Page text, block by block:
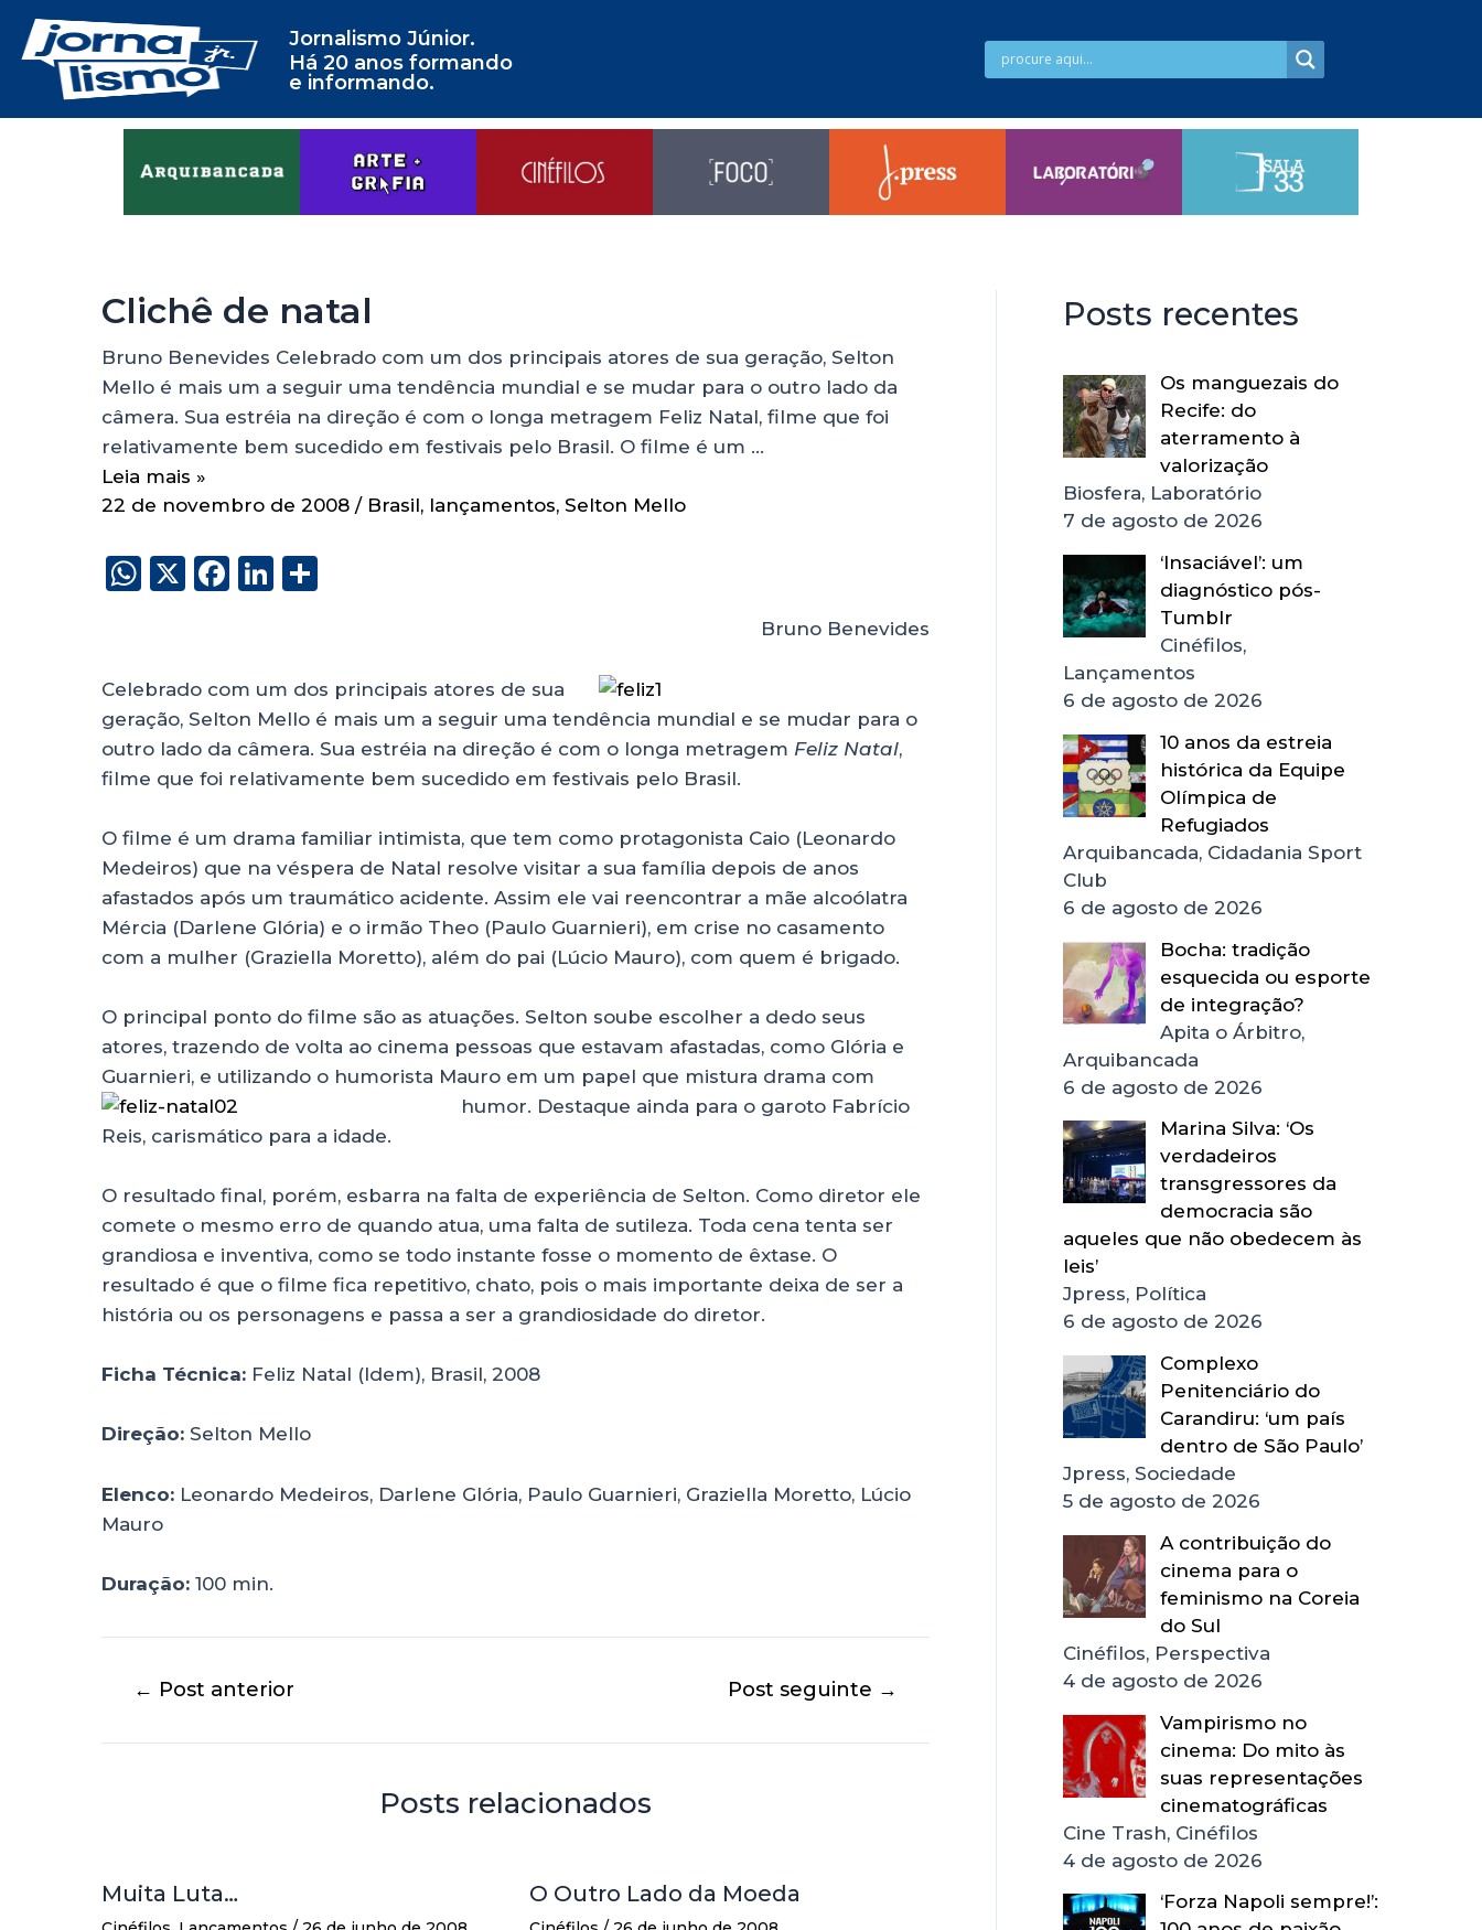
Jornalismo Júnior.
Há 20 anos formando
e informando.
Clichê de natal
Bruno Benevides Celebrado com um dos principais atores de sua geração, Selton
Mello é mais um a seguir uma tendência mundial e se mudar para o outro lado da
câmera. Sua estréia na direção é com o longa metragem Feliz Natal, filme que foi
relativamente bem sucedido em festivais pelo Brasil. O filme é um …
Leia mais »
22 de novembro de 2008 / Brasil, lançamentos, Selton Mello
W
ts
A
p
p
X
F
e
b
o
o
k
Li
e
dI
n
re
Bruno Benevides
Celebrado com um dos principais atores de sua
geração, Selton Mello é mais um a seguir uma tendência mundial e se mudar para o
outro lado da câmera. Sua estréia na direção é com o longa metragem Feliz Natal,
filme que foi relativamente bem sucedido em festivais pelo Brasil.
O filme é um drama familiar intimista, que tem como protagonista Caio (Leonardo
Medeiros) que na véspera de Natal resolve visitar a sua família depois de anos
afastados após um traumático acidente. Assim ele vai reencontrar a mãe alcoólatra
Mércia (Darlene Glória) e o irmão Theo (Paulo Guarnieri), em crise no casamento
com a mulher (Graziella Moretto), além do pai (Lúcio Mauro), com quem é brigado.
O principal ponto do filme são as atuações. Selton soube escolher a dedo seus
atores, trazendo de volta ao cinema pessoas que estavam afastadas, como Glória e
Guarnieri, e utilizando o humorista Mauro em um papel que mistura drama com
humor. Destaque ainda para o garoto Fabrício
Reis, carismático para a idade.
O resultado final, porém, esbarra na falta de experiência de Selton. Como diretor ele
comete o mesmo erro de quando atua, uma falta de sutileza. Toda cena tenta ser
grandiosa e inventiva, como se todo instante fosse o momento de êxtase. O
resultado é que o filme fica repetitivo, chato, pois o mais importante deixa de ser a
história ou os personagens e passa a ser a grandiosidade do diretor.
Ficha Técnica: Feliz Natal (Idem), Brasil, 2008
Direção: Selton Mello
Elenco: Leonardo Medeiros, Darlene Glória, Paulo Guarnieri, Graziella Moretto, Lúcio
Mauro
Duração: 100 min.
← Post anterior Post seguinte →
Posts relacionados
Muita Luta… O Outro Lado da Moeda
Posts recentes
Os manguezais do
Recife: do
aterramento à
valorização
Biosfera, Laboratório
7 de agosto de 2026
‘Insaciável’: um
diagnóstico pós-
Tumblr
Cinéfilos,
Lançamentos
6 de agosto de 2026
10 anos da estreia
histórica da Equipe
Olímpica de
Refugiados
Arquibancada, Cidadania Sport
Club
6 de agosto de 2026
Bocha: tradição
esquecida ou esporte
de integração?
Apita o Árbitro,
Arquibancada
6 de agosto de 2026
Marina Silva: ‘Os
verdadeiros
transgressores da
democracia são
aqueles que não obedecem às
leis’
Jpress, Política
6 de agosto de 2026
Complexo
Penitenciário do
Carandiru: ‘um país
dentro de São Paulo’
Jpress, Sociedade
5 de agosto de 2026
A contribuição do
cinema para o
feminismo na Coreia
do Sul
Cinéfilos, Perspectiva
4 de agosto de 2026
Vampirismo no
cinema: Do mito às
suas representações
cinematográficas
Cine Trash, Cinéfilos
4 de agosto de 2026
‘Forza Napoli sempre!’: